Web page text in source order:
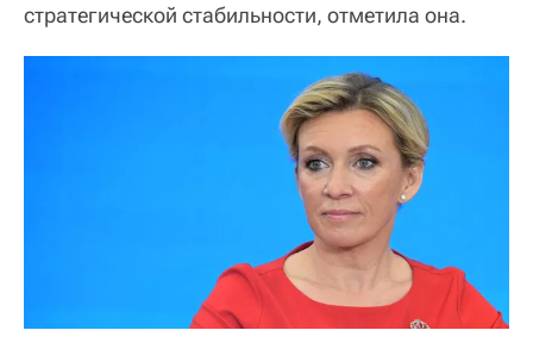
стратегической стабильности, отметила она.